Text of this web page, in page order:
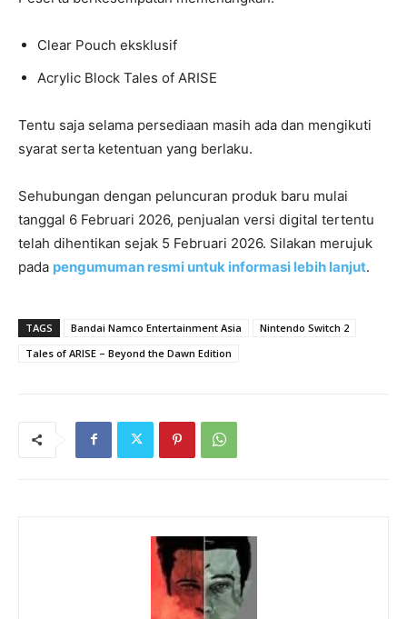
Clear Pouch eksklusif
Acrylic Block Tales of ARISE
Tentu saja selama persediaan masih ada dan mengikuti
syarat serta ketentuan yang berlaku.
Sehubungan dengan peluncuran produk baru mulai
tanggal 6 Februari 2026, penjualan versi digital tertentu
telah dihentikan sejak 5 Februari 2026. Silakan merujuk
pada pengumuman resmi untuk informasi lebih lanjut.
TAGS Bandai Namco Entertainment Asia
Nintendo Switch 2
Tales of ARISE – Beyond the Dawn Edition